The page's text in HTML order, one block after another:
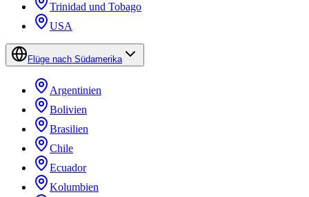
Trinidad und Tobago
USA
Flüge nach Südamerika
Argentinien
Bolivien
Brasilien
Chile
Ecuador
Kolumbien